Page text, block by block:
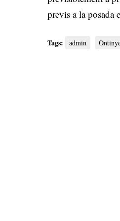
previs a la posada
Tags: admin